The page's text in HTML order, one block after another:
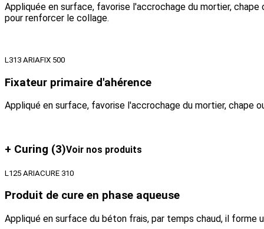
Appliquée en surface, favorise l'accrochage du mortier,
pour renforcer le collage.
L313 ARIAFIX 500
Fixateur primaire d'ahérence
Appliqué en surface, favorise l'accrochage du mortier, chape
+ Curing (3)Voir nos produits
L125 ARIACURE 310
Produit de cure en phase aqueuse
Appliqué en surface du béton frais, par temps chaud, il